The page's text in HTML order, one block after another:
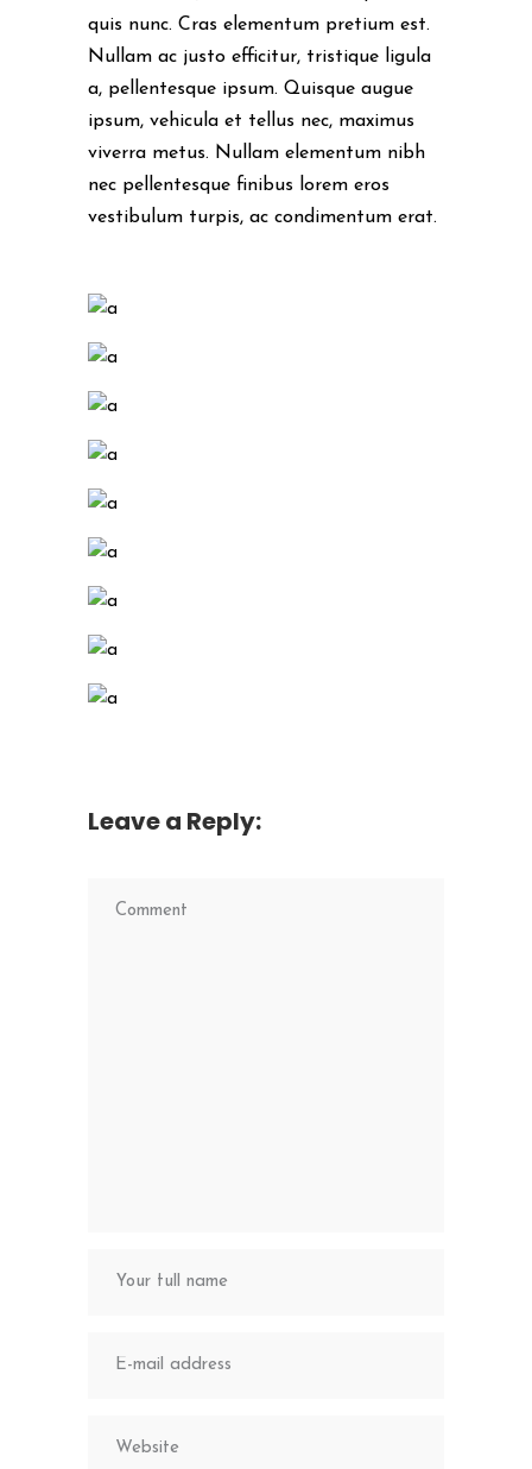
quis nunc. Cras elementum pretium est.
Nullam ac justo efficitur, tristique ligula
a, pellentesque ipsum. Quisque augue
ipsum, vehicula et tellus nec, maximus
viverra metus. Nullam elementum nibh
nec pellentesque finibus lorem eros
vestibulum turpis, ac condimentum erat.
Leave a Reply: